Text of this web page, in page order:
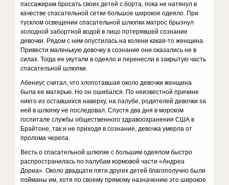
пассажирам бросать своих детей с борта, пока не натянул в
качестве спасательной сетки большое широкое одеяло. При
тусклом освещении спасательной шлюпки матрос брызнул
холодной забортной водой в лицо потерявшей сознание
девочки. Рядом с ним опустилась на колени какая-то женщина.
Привести маленькую девочку в сознание они оказались не в
силах. Тогда ее укутали в одеяло и перенесли в закрытую часть
спасательной шлюпки.
Абениус считал, что хлопотавшая около девочки женщина
была ее матерью. Но он ошибался. По неизвестной причине
никто из оставшихся наверху, на палубе, родителей девочки за
ней в шлюпку не последовал. Спустя два дня в морском
госпитале службы общественного здравоохранения США в
Брайтоне, так и не приходя в сознание, девочка умерла от
пролома черепа.
Весть о спасательной шлюпке с большим одеялом быстро
распространилась по палубам кормовой части «Андреа
Дориа». Около двадцати пяти других детей благополучно были
пойманы им, хотя по своему прямому назначению это широкое